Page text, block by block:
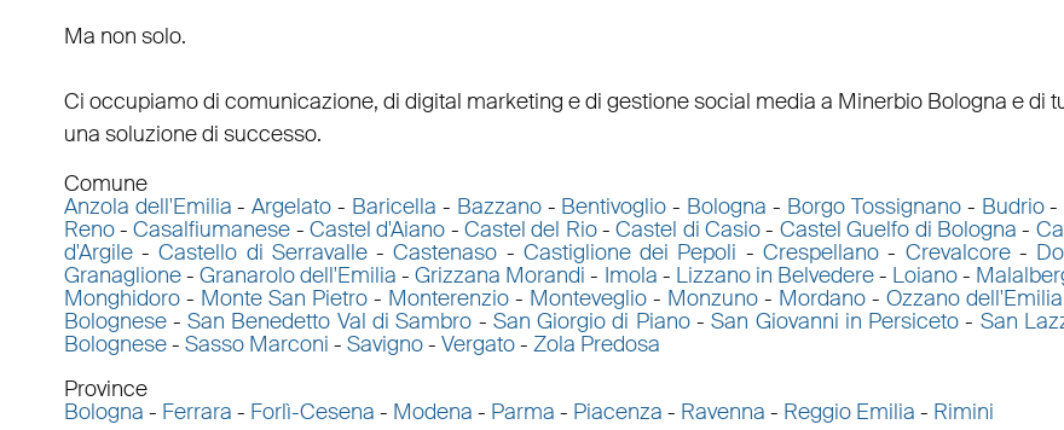
Ma non solo.
Ci occupiamo di comunicazione, di digital marketing e di gestione social media a MinerbioBologna e di
una soluzione di successo.
Comune
Anzola dell'Emilia -Argelato - Baricella - Bazzano- Bentivoglio - Bologna - Borgo Tossignano- Budrio-
Reno-Casalfiumanese -Castel d'Aiano -Castel del Rio-Castel di Casio- Castel Guelfo di Bologna -
d'Argile-Castello di Serravalle-Castenaso - Castiglione dei Pepoli -Crespellano - Crevalcore-
Granaglione- Granarolo dell'Emilia -Grizzana Morandi - Imola - Lizzano in Belvedere- Loiano-
Monghidoro- Monte San Pietro- Monterenzio- Monteveglio- Monzuno- Mordano- Ozzano dell'Emilia
Bolognese-San Benedetto Val di Sambro - San Giorgio di Piano-San Giovanni in Persiceto - San
Bolognese- Sasso Marconi - Savigno- Vergato- Zola Predosa
Province
Bologna - Ferrara - Forlì-Cesena - Modena - Parma - Piacenza - Ravenna - Reggio Emilia - Rimini